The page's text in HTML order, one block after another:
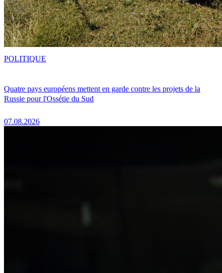
Quatre pays européens mettent en garde contre les projets de la
Russie pour l'Ossétie du Sud
07.08.2026
POLITIQUE